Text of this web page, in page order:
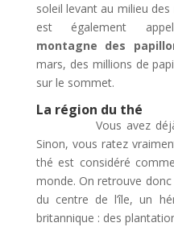
soleil levant au milieu
est également
montagne des
mars, des millions de
sur le sommet.
La région du thé
Vous avez
Sinon, vous ratez
thé est considéré
monde. On retrouve
du centre de l’île, un
britannique : des